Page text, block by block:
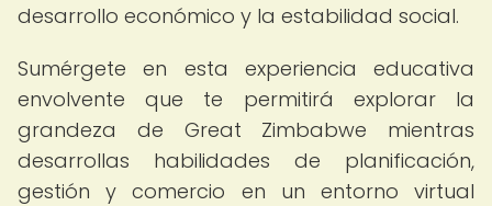
desarrollo económico y la estabilidad social.
Sumérgete en esta experiencia educativa
envolvente que te permitirá explorar la
grandeza de Great Zimbabwe mientras
desarrollas habilidades de planificación,
gestión y comercio en un entorno virtual